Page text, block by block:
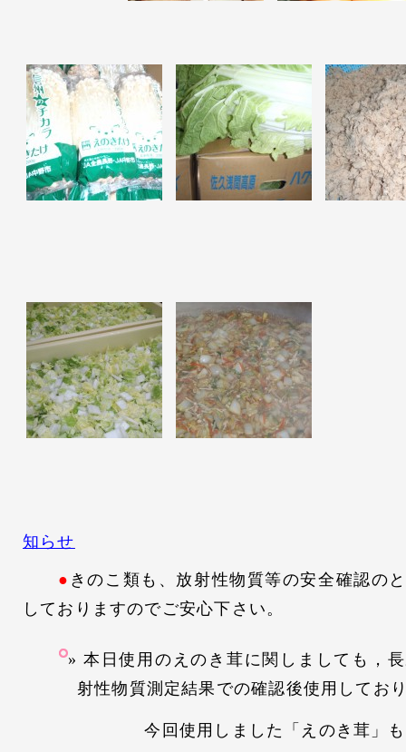
知らせ
● きのこ類も、放射性物質等の安全確認の
しておりますのでご安心下さい。
本日使用のえのき茸に関しましても，
射性物質測定結果での確認後使用してお
今回使用しました「えのき茸」も不